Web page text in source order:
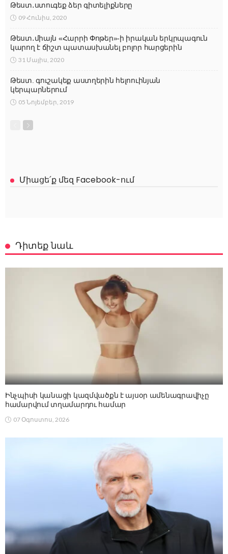
Թեստ․ստուգեք ձեր գիտելիքները
09 Հունիս, 2020
Թեստ․միայն «Հարրի Փոթեր»-ի իրական երկրպագուն
կարող է ճիշտ պատասխանել բոլոր հարցերին
31 Մայիս, 2020
Թեստ. գուշակեք աստղերին հելոուինյան
կերպարներում
05 Նոյեմբեր, 2019
Միացե՛ք մեզ Facebook-ում
Դիտեք նաև
Ինչպիսի կանացի կազմվածքն է այսօր ամենագրավիչը
համարվում տղամարդու համար
07 Օգոստոս, 2026